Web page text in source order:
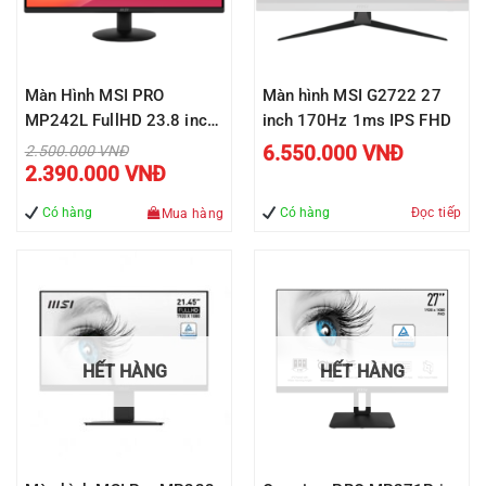
Màn Hình MSI PRO
MP242L FullHD 23.8 inch
100Hz 1ms HDMI + DP
Bảo hành Chính hãng 2
2.500.000VNĐ
Giá
gốc
là:
2.390.000 VNĐGiá
hiện
là:
2.390.000 VNĐ.
Có hàng Mua hàng
Màn hình MSI G2722 27
inch 170Hz 1ms IPS FHD
6.550.000 VNĐ
Có hàng Đọc tiếp
HẾT HÀNG HẾT HÀNG